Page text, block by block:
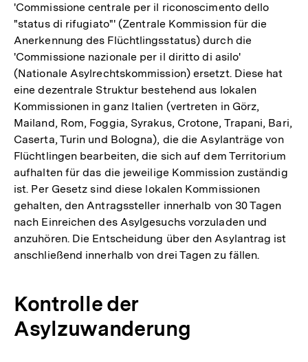
'Commissione centrale per il riconoscimento dello
"status di rifugiato"' (Zentrale Kommission für die
Anerkennung des Flüchtlingsstatus) durch die
'Commissione nazionale per il diritto di asilo'
(Nationale Asylrechtskommission) ersetzt. Diese hat
eine dezentrale Struktur bestehend aus lokalen
Kommissionen in ganz Italien (vertreten in Görz,
Mailand, Rom, Foggia, Syrakus, Crotone, Trapani, Bari,
Caserta, Turin und Bologna), die die Asylanträge von
Flüchtlingen bearbeiten, die sich auf dem Territorium
aufhalten für das die jeweilige Kommission zuständig
ist. Per Gesetz sind diese lokalen Kommissionen
gehalten, den Antragssteller innerhalb von 30 Tagen
nach Einreichen des Asylgesuchs vorzuladen und
anzuhören. Die Entscheidung über den Asylantrag ist
anschließend innerhalb von drei Tagen zu fällen.
Kontrolle der
Asylzuwanderung